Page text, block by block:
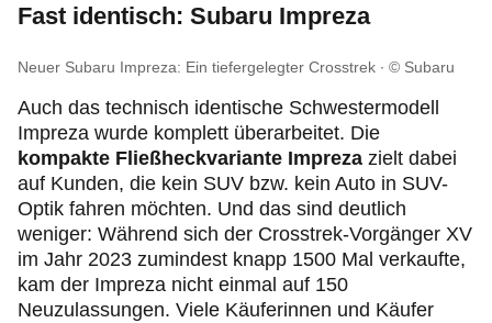
Fast identisch: Subaru Impreza
Neuer Subaru Impreza: Ein tiefergelegter Crosstrek © Subaru
Auch das technisch identische Schwestermodell
Impreza wurde komplett überarbeitet. Die
kompakte Fließheckvariante Impreza zielt dabei
auf Kunden, die kein SUV bzw. kein Auto in SUV-
Optik fahren möchten. Und das sind deutlich
weniger: Während sich der Crosstrek-Vorgänger XV
im Jahr 2023 zumindest knapp 1500 Mal verkaufte,
kam der Impreza nicht einmal auf 150
Neuzulassungen. Viele Käuferinnen und Käufer